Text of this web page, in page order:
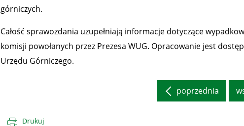
górniczych.
Całość sprawozdania uzupełniają informacje dotyczące
komisji powołanych przez Prezesa WUG. Opracowanie jest
Urzędu Górniczego.
poprzednia
Drukuj